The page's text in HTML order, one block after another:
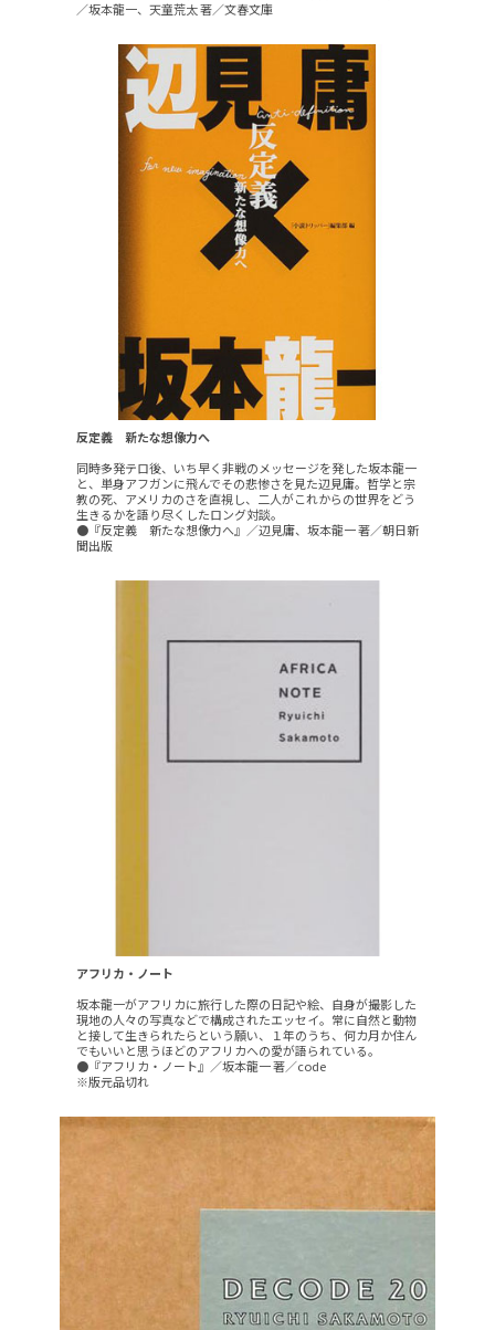
／坂本龍一、天童荒太 著／文春文庫
反定義 新たな想像力へ
同時多発テロ後、いち早く非戦のメッセージを発した坂本龍一
と、単身アフガンに飛んでその悲惨さを見た辺見庸。哲学と宗
教の死、アメリカのさを直視し、二人がこれからの世界をどう
生きるかを語り尽くしたロング対談。
●『反定義 新たな想像力へ』／辺見庸、坂本龍一 著／朝日新
聞出版
アフリカ・ノート
坂本龍一がアフリカに旅行した際の日記や絵、自身が撮影した
現地の人々の写真などで構成されたエッセイ。常に自然と動物
と接して生きられたらという願い、１年のうち、何カ月か住ん
でもいいと思うほどのアフリカへの愛が語られている。
●『アフリカ・ノート』／坂本龍一 著／code
※版元品切れ